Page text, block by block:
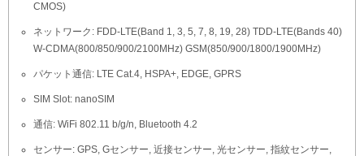
CMOS)
ネットワーク: FDD-LTE(Band 1, 3, 5, 7, 8, 19, 28) TDD-LTE(Bands 40)
W-CDMA(800/850/900/2100MHz) GSM(850/900/1800/1900MHz)
パケット通信: LTE Cat.4, HSPA+, EDGE, GPRS
SIM Slot: nanoSIM
通信: WiFi 802.11 b/g/n, Bluetooth 4.2
センサー: GPS, Gセンサー, 近接センサー, 光センサー, 指紋センサー,